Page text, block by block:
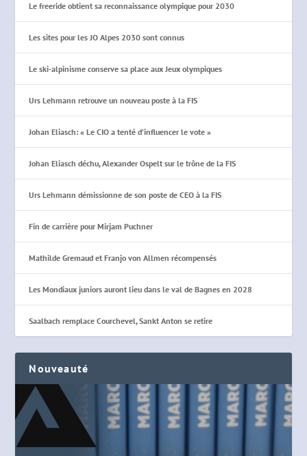
Le freeride obtient sa reconnaissance olympique pour 2030
Les sites pour les JO Alpes 2030 sont connus
Le ski-alpinisme conserve sa place aux Jeux olympiques
Urs Lehmann retrouve un nouveau poste à la FIS
Johan Eliasch: « Le CIO a tenté d’influencer le vote »
Johan Eliasch déchu, Alexander Ospelt sur le trône de la FIS
Urs Lehmann démissionne de son poste de CEO à la FIS
Fin de carrière pour Mirjam Puchner
Mathilde Gremaud et Franjo von Allmen récompensés
Les Mondiaux juniors auront lieu dans le val de Bagnes en 2028
Saalbach remplace Courchevel, Sankt Anton se retire
Nouveauté